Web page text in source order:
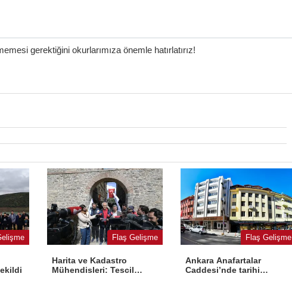
gerektiğini okurlarımıza önemle hatırlatırız!
Flaş Gelişme
Harita ve Kadastro
Mühendisleri: Tescil
Flaş Gelişme
Ankara Anafartalar
Caddesi’nde tarihi